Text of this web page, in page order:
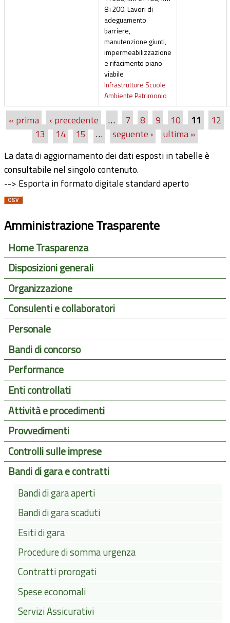
8+200. Lavori di
adeguamento
barriere,
manutenzione giunti,
impermeabilizzazione
e rifacimento piano
viabile
Infrastrutture Scuole
Ambiente Patrimonio
Pagine
« prima ‹ precedente … 7 8 9 10 11
12
13
14 15 … seguente ›
ultima »
La data di aggiornamento dei dati esposti in tabelle è
consultabile nel singolo contenuto.
--> Esporta in formato digitale standard aperto
Amministrazione Trasparente
Home Trasparenza
Disposizioni generali
Organizzazione
Consulenti e collaboratori
Personale
Bandi di concorso
Performance
Enti controllati
Attività e procedimenti
Provvedimenti
Controlli sulle imprese
Bandi di gara e contratti
Bandi di gara aperti
Bandi di gara scaduti
Esiti di gara
Procedure di somma urgenza
Contratti prorogati
Spese economali
Servizi Assicurativi